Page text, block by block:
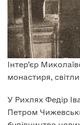
Інтер’єр
монастиря,
У Рихлях Федір
Петром